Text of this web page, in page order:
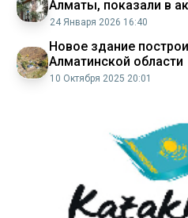
Алматы, показали в
24 Января 2026 16:40
Новое здание
Алматинской области
10 Октября 2025 20:01